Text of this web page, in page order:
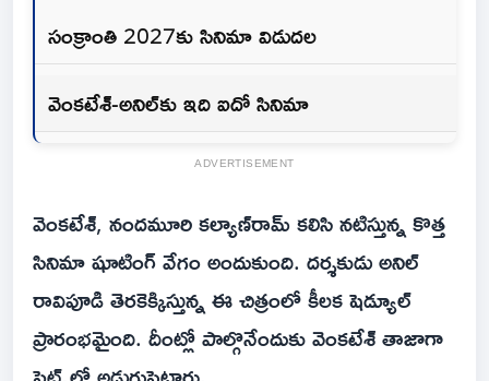
సంక్రాంతి 2027కు సినిమా విడుదల
వెంకటేశ్‌-అనిల్‌కు ఇది ఐదో సినిమా
ADVERTISEMENT
వెంకటేశ్‌, నందమూరి కల్యాణ్‌రామ్‌ కలిసి నటిస్తున్న కొత్త
సినిమా షూటింగ్‌ వేగం అందుకుంది. దర్శకుడు అనిల్‌
రావిపూడి తెరకెక్కిస్తున్న ఈ చిత్రంలో కీలక షెడ్యూల్‌
ప్రారంభమైంది. దీంట్లో పాల్గొనేందుకు వెంకటేశ్‌ తాజాగా